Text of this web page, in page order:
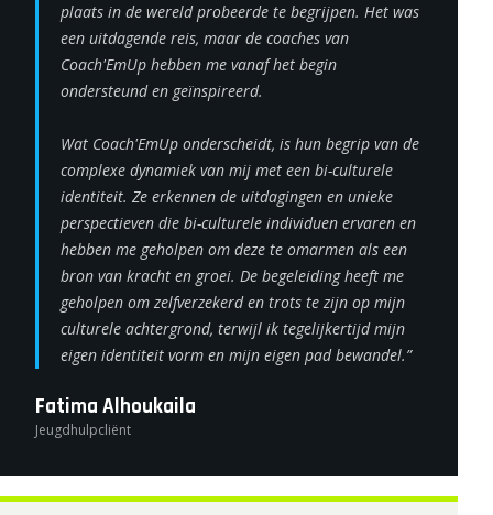
plaats in de wereld probeerde te begrijpen. Het was
een uitdagende reis, maar de coaches van
Coach'EmUp hebben me vanaf het begin
ondersteund en geïnspireerd.
Wat Coach'EmUp onderscheidt, is hun begrip van de
complexe dynamiek van mij met een bi-culturele
identiteit. Ze erkennen de uitdagingen en unieke
perspectieven die bi-culturele individuen ervaren en
hebben me geholpen om deze te omarmen als een
bron van kracht en groei. De begeleiding heeft me
geholpen om zelfverzekerd en trots te zijn op mijn
culturele achtergrond, terwijl ik tegelijkertijd mijn
eigen identiteit vorm en mijn eigen pad bewandel.”
Fatima Alhoukaila
Jeugdhulpcliënt